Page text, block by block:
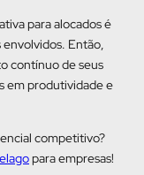
para alocados é
Então,
contínuo de seus
em produtividade e
competitivo?
para empresas!